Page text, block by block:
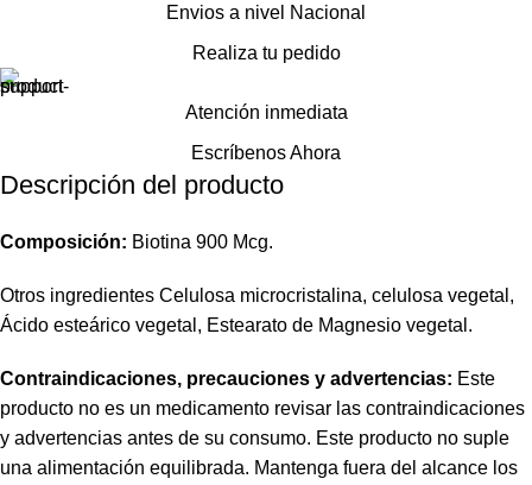
Envios a nivel Nacional
Realiza tu pedido
Atención inmediata
Escríbenos Ahora
Descripción del producto
Composición: Biotina 900 Mcg.
Otros ingredientes Celulosa microcristalina, celulosa vegetal,
Ácido esteárico vegetal, Estearato de Magnesio vegetal.
Contraindicaciones, precauciones y advertencias: Este
producto no es un medicamento revisar las contraindicaciones
y advertencias antes de su consumo. Este producto no suple
una alimentación equilibrada. Mantenga fuera del alcance los